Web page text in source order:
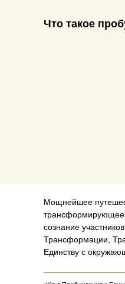
Что такое
Мощнейшее
сознание
Трансформации,
Единству с